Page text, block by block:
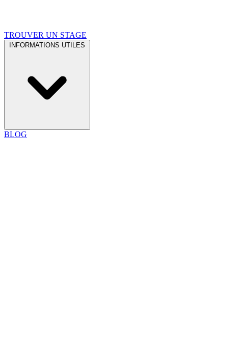
TROUVER UN STAGE
INFORMATIONS UTILES
BLOG